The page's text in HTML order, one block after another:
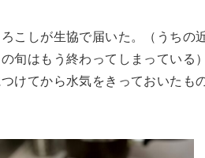
こしが生協で届いた。（うちの
旬はもう終わってしまっている
けてから水気をきっておいたも